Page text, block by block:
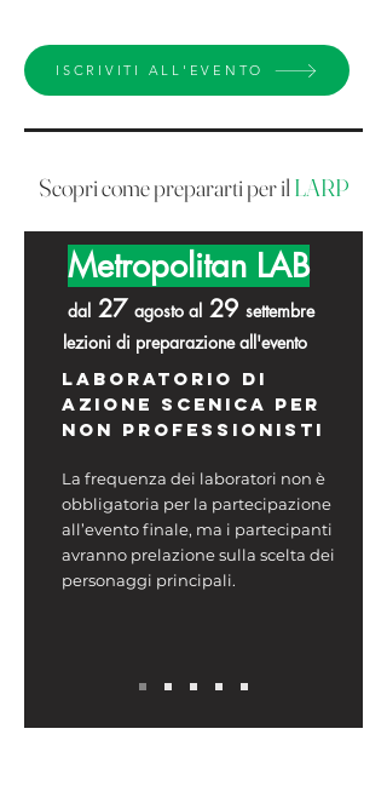
ISCRIVITI ALL'EVENTO
Scopri come prepararti per ilLARP
Metropolitan LAB
dal 27 agosto al 29 settembre
lezioni di preparazione all'evento
LABORATORIO DI
AZIONE SCENICA PER
NON PROFESSIONISTI
La frequenza dei laboratori non è
obbligatoria per la partecipazione
all’evento finale, ma i partecipanti
avranno prelazione sulla scelta dei
personaggi principali.